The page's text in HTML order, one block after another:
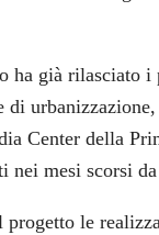
ha già rilasciato i
di
Center della
nei mesi scorsi
progetto le